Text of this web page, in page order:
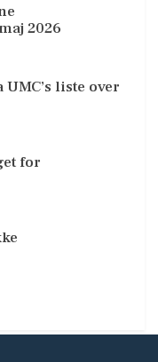
2026
liste over
for